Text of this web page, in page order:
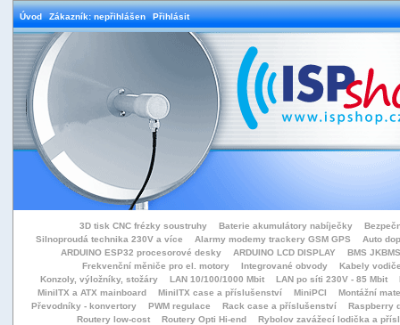
Úvod Zákazník: nepřihlášen Přihlásit
3D tisk CNC frézky soustruhy Baterie akumulátory nabíječky
Silnoproudá technika 230V a více
Alarmy modemy trackery GSM GPS
Auto
ARDUINO ESP32 procesorové desky
ARDUINO LCD DISPLAY
BMS
Frekvenční měniče pro el. motory
Integrované obvody
Kabely
Konzoly, výložníky, stožáry
LAN 10/100/1000 Mbit LAN po síti 230V - 85 Mbit
MiniITX a ATX mainboard
MiniITX case a příslušenství MiniPCI
Montážní
Převodníky - konvertory
PWM regulace Rack case a příslušenství
Raspberry
Routery low-cost
Routery Opti Hi-end
Rybolov zavážecí lodička a přísl